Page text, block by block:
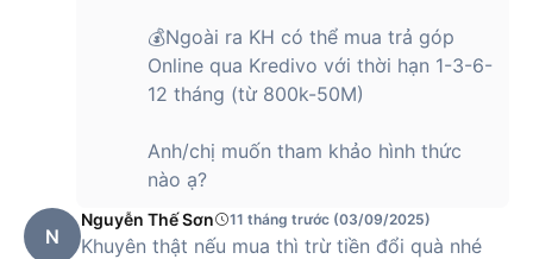
💰Ngoài ra KH có thể mua trả góp
Online qua Kredivo với thời hạn 1-3-6-
12 tháng (từ 800k-50M)
Anh/chị muốn tham khảo hình thức
nào ạ?
N
Nguyễn Thế Sơn 11 tháng trước (03/09/2025)
Khuyên thật nếu mua thì trừ tiền đổi quà nhé